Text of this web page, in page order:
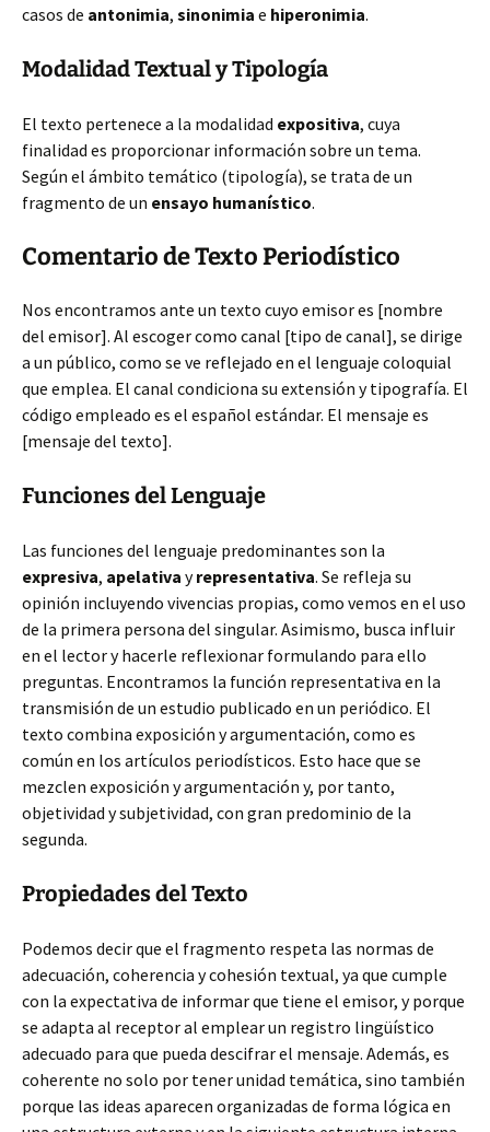
casos de antonimia, sinonimia e hiperonimia.
Modalidad Textual y Tipología
El texto pertenece a la modalidad expositiva, cuya
finalidad es proporcionar información sobre un tema.
Según el ámbito temático (tipología), se trata de un
fragmento de un ensayo humanístico.
Comentario de Texto Periodístico
Nos encontramos ante un texto cuyo emisor es [nombre
del emisor]. Al escoger como canal [tipo de canal], se dirige
a un público, como se ve reflejado en el lenguaje coloquial
que emplea. El canal condiciona su extensión y tipografía. El
código empleado es el español estándar. El mensaje es
[mensaje del texto].
Funciones del Lenguaje
Las funciones del lenguaje predominantes son la
expresiva, apelativa yrepresentativa. Se refleja su
opinión incluyendo vivencias propias, como vemos en el uso
de la primera persona del singular. Asimismo, busca influir
en el lector y hacerle reflexionar formulando para ello
preguntas. Encontramos la función representativa en la
transmisión de un estudio publicado en un periódico. El
texto combina exposición y argumentación, como es
común en los artículos periodísticos. Esto hace que se
mezclen exposición y argumentación y, por tanto,
objetividad y subjetividad, con gran predominio de la
segunda.
Propiedades del Texto
Podemos decir que el fragmento respeta las normas de
adecuación, coherencia y cohesión textual, ya que cumple
con la expectativa de informar que tiene el emisor, y porque
se adapta al receptor al emplear un registro lingüístico
adecuado para que pueda descifrar el mensaje. Además, es
coherente no solo por tener unidad temática, sino también
porque las ideas aparecen organizadas de forma lógica en